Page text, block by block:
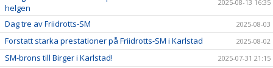
helgen
2025-08-13 16:35
Dag tre av Friidrotts-SM 2025-08-03
Forstatt starka prestationer på Friidrotts-SM i Karlstad 2025-08-02
SM-brons till Birger i Karlstad! 2025-07-31 21:15